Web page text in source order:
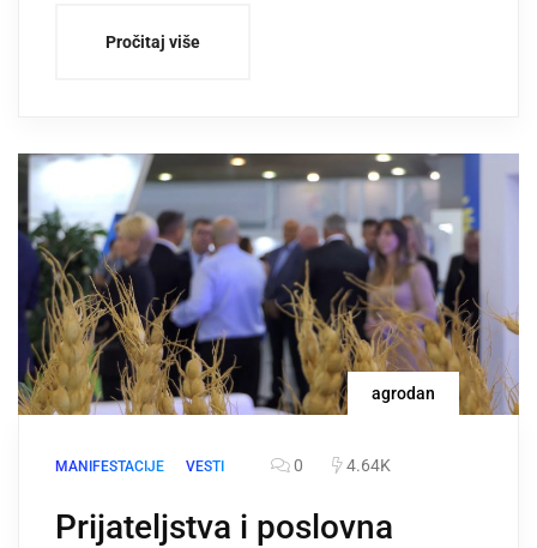
Pročitaj više
agrodan
MANIFESTACIJE VESTI 0 4.64K
Prijateljstva i poslovna